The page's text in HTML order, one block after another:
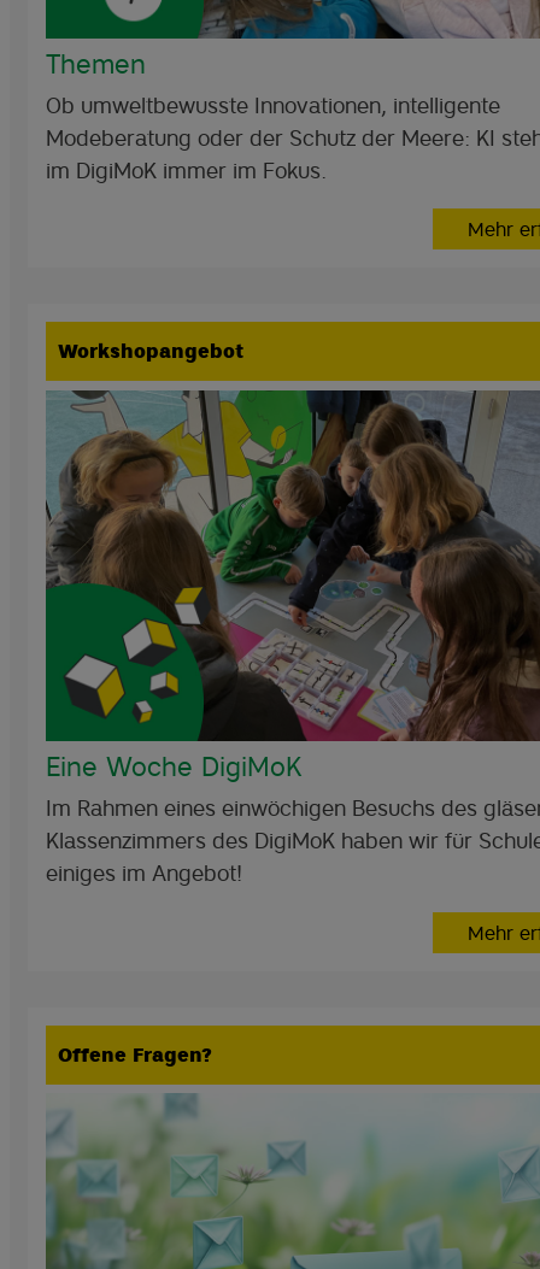
Themen
Ob umweltbewusste Innovationen, intelligente
Modeberatung oder der Schutz der Meere: KI
im DigiMoK immer im Fokus.
Mehr
Workshopangebot
Eine Woche DigiMoK
Im Rahmen eines einwöchigen Besuchs des
Klassenzimmers des DigiMoK haben wir für
einiges im Angebot!
Mehr
Offene Fragen?